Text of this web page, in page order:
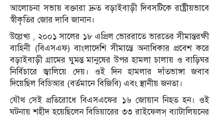
আলোচনা সভায় বক্তারা দ্রুত বড়াইবাড়ী দিবসটিকে রাষ্ট্রীয়ভাবে
স্বীকৃতির জোর দাবি জানান।
উল্লেখ্য , ২০০১ সালের ১৮ এপ্রিল ভোররাতে ভারতের সীমান্তরক্ষী
বাহিনী (বিএসএফ) বাংলাদেশি সীমান্তে অনাধিকার প্রবেশ করে
বড়াইবাড়ী গ্রামের ঘুমন্ত মানুষের উপর হামলা চালায় ও বাড়িঘর
নির্বিচারে জ্বালিয়ে দেয়। ওই দিন হামলার দাঁতভাঙ্গা জবাব
দিয়েছিল বিডিআর (বর্তমানে বিজিবি) এবং স্থানীয় জনতা।
যৌথ সেই প্রতিরোধে বিএসএফের ১৬ জোয়ান নিহত হন। ওই
ঘটনায় শহীদ হয়েছিলেন বিডিয়ারের ৩৩ রাইফেলস্ ব্যাটালিয়নের